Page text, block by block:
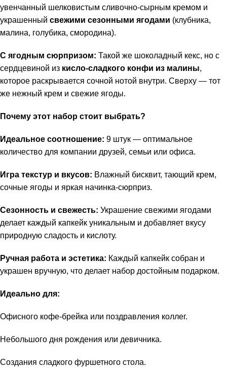
увенчанный шелковистым сливочно-сырным кремом и
украшенный свежими сезонными ягодами (клубника,
малина, голубика, смородина).
С ягодным сюрпризом: Такой же шоколадный кекс, но с
сердцевиной из кисло-сладкого конфи из малины,
которое раскрывается сочной нотой внутри. Сверху — тот
же нежный крем и свежие ягоды.
Почему этот набор стоит выбрать?
Идеальное соотношение: 9 штук — оптимальное
количество для компании друзей, семьи или офиса.
Игра текстур и вкусов: Влажный бисквит, тающий крем,
сочные ягоды и яркая начинка-сюрприз.
Сезонность и свежесть: Украшение свежими ягодами
делает каждый капкейк уникальным и добавляет вкусу
природную сладость и кислоту.
Ручная работа и эстетика: Каждый капкейк собран и
украшен вручную, что делает набор достойным подарком.
Идеально для:
Офисного кофе-брейка или поздравления коллег.
Небольшого дня рождения или девичника.
Создания сладкого фуршетного стола.